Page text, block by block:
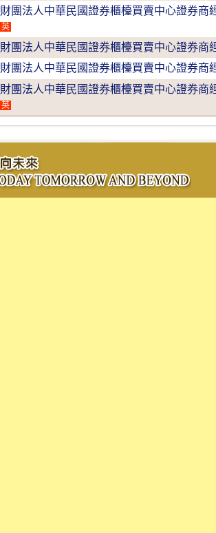
財團法人中華民國證券櫃檯買賣中心證券
英
財團法人中華民國證券櫃檯買賣中心證券
財團法人中華民國證券櫃檯買賣中心證券
財團法人中華民國證券櫃檯買賣中心證券
英